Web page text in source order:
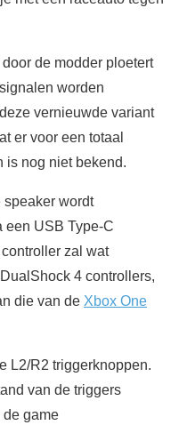
de modder ploetert
worden
vernieuwde variant
er voor een totaal
is nog niet bekend.
wordt
een USB Type-C
zal wat
4 controllers,
die van de Xbox One
L2/R2 triggerknoppen.
van de triggers
de game